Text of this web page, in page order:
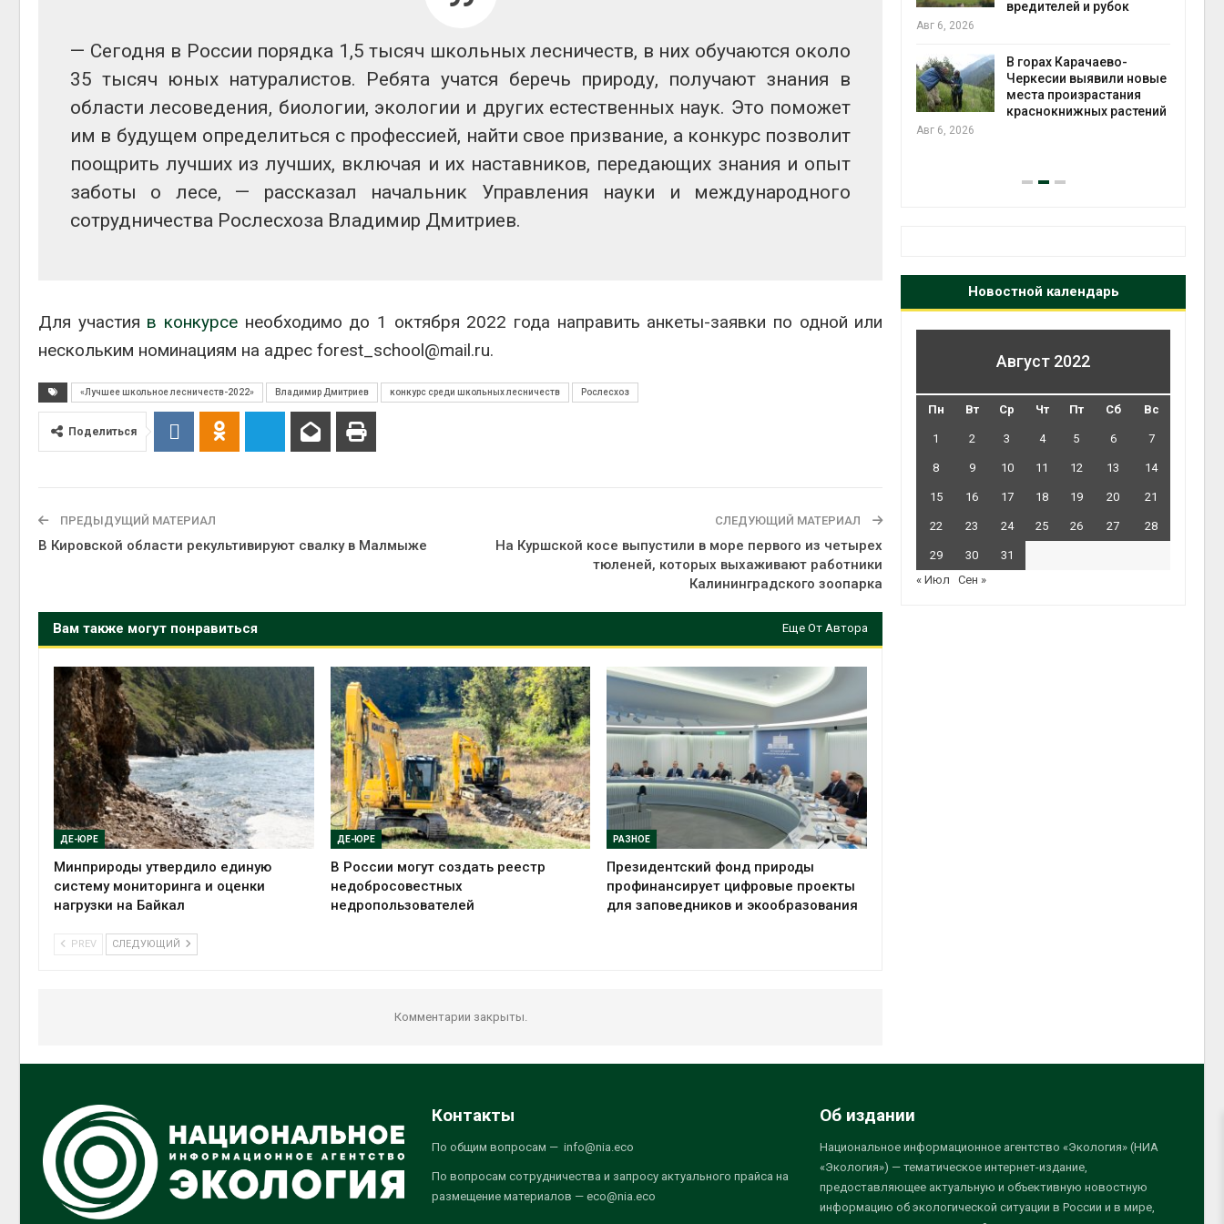
— Сегодня в России порядка 1,5 тысяч школьных лесничеств, в них обучаются около
35 тысяч юных натуралистов. Ребята учатся беречь природу, получают знания в
области лесоведения, биологии, экологии и других естественных наук. Это поможет
им в будущем определиться с профессией, найти свое призвание, а конкурс позволит
поощрить лучших из лучших, включая и их наставников, передающих знания и опыт
заботы о лесе, — рассказал начальник Управления науки и международного
сотрудничества Рослесхоза Владимир Дмитриев.
Для участия в конкурсенеобходимо до 1 октября 2022 года направить анкеты-заявки по одной или
нескольким номинациям на адрес forest_school@mail.ru.
«Лучшее школьное лесничеств-2022» Владимир Дмитриев конкурс среди школьных лесничеств Рослесхоз
Поделиться
ПРЕДЫДУЩИЙ МАТЕРИАЛ
В Кировской области рекультивируют свалку в Малмыже
СЛЕДУЮЩИЙ МАТЕРИАЛ
На Куршской косе выпустили в море первого из четырех
тюленей, которых выхаживают работники
Калининградского зоопарка
Вам также могут понравиться Еще От Автора
ДЕ-ЮРЕ
Минприроды утвердило единую
систему мониторинга и оценки
нагрузки на Байкал
ДЕ-ЮРЕ
В России могут создать реестр
недобросовестных
недропользователей
РАЗНОЕ
Президентский фонд природы
профинансирует цифровые проекты
для заповедников и экообразования
PREV СЛЕДУЮЩИЙ
Комментарии закрыты.
рекордного дождевого
Авг 6, 2026
В Домодедове
последствия разлива
химикатов после пожара
на складе
Авг 6, 2026
Авг 7, 2026
ограничивает загрузку
пресной воды
Авг 6, 2026
вредителей и рубок
Авг 6, 2026
В горах Карачаево-
Черкесии выявили новые
места произрастания
краснокнижных растений
Авг 6, 2026
Новостной календарь
Август 2022
Пн Вт Ср Чт Пт Сб Вс
1 2 3 4 5 6 7
8 9 10 11 12 13 14
15 16 17 18 19 20 21
22 23 24 25 26 27 28
29 30
31
« Июл
Сен »
Контакты
По общим вопросам — info@nia.eco
По вопросам сотрудничества и запросу актуального прайса на
размещение материалов — eco@nia.eco
Об издании
Национальное информационное агентство «Экология» (НИА
«Экология») — тематическое интернет-издание,
предоставляющее актуальную и объективную новостную
информацию об экологической ситуации в России и в мире,